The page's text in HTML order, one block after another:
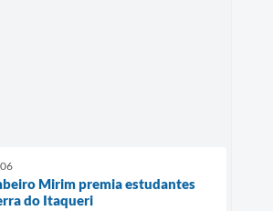
Mirim premia estudantes
do Itaqueri